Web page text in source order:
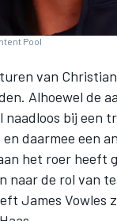
DTM
Pool
van
Alhoewel de
naadloos bij een
daarmee een
het roer heeft
naar de rol van
James Vowles